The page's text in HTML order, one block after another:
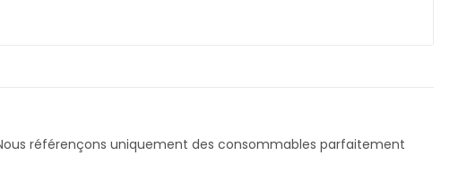
référençons uniquement des consommables parfaitement